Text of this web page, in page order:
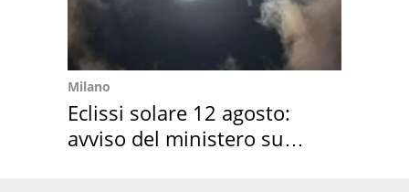
Milano
Eclissi solare 12 agosto:
avviso del ministero su